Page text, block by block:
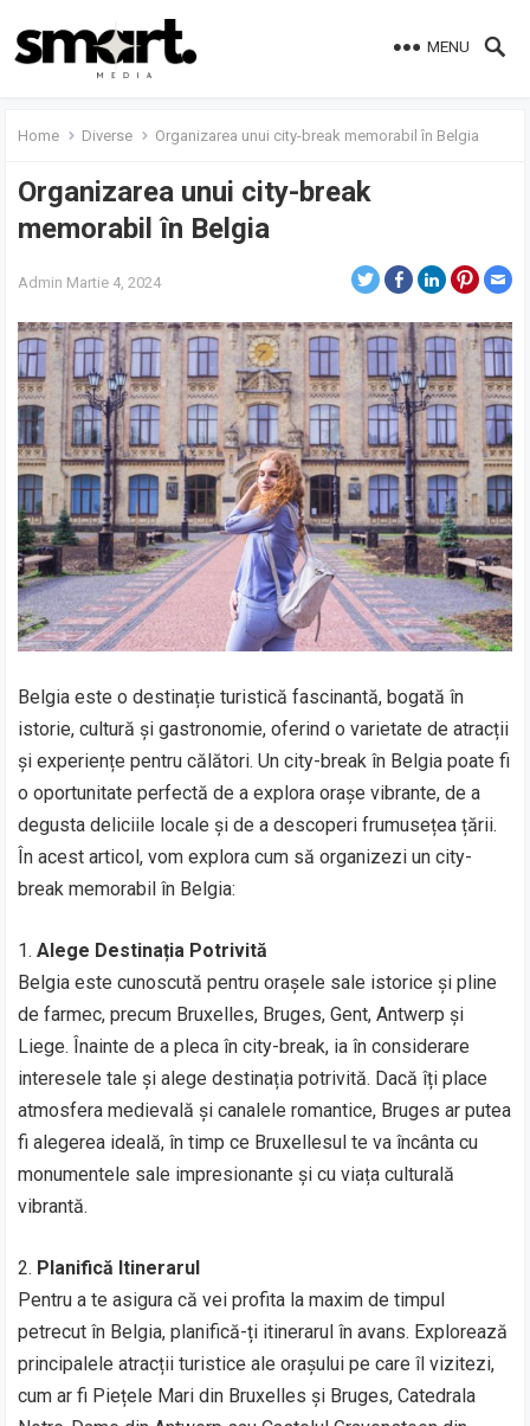
MENU
Home Diverse Organizarea unui city-break memorabil în Belgia
Organizarea unui city-break
memorabil în Belgia
Admin Martie 4, 2024
Belgia este o destinație turistică fascinantă, bogată în
istorie, cultură și gastronomie, oferind o varietate de atracții
și experiențe pentru călători. Un city-break în Belgia poate fi
o oportunitate perfectă de a explora orașe vibrante, de a
degusta deliciile locale și de a descoperi frumusețea țării.
În acest articol, vom explora cum să organizezi un city-
break memorabil în Belgia:
1.Alege Destinația Potrivită
Belgia este cunoscută pentru orașele sale istorice și pline
de farmec, precum Bruxelles, Bruges, Gent, Antwerp și
Liege. Înainte de a pleca în city-break, ia în considerare
interesele tale și alege destinația potrivită. Dacă îți place
atmosfera medievală și canalele romantice, Bruges ar putea
fi alegerea ideală, în timp ce Bruxellesul te va încânta cu
monumentele sale impresionante și cu viața culturală
vibrantă.
2. Planifică Itinerarul
Pentru a te asigura că vei profita la maxim de timpul
petrecut în Belgia, planifică-ți itinerarul în avans. Explorează
principalele atracții turistice ale orașului pe care îl vizitezi,
cum ar fi Piețele Mari din Bruxelles și Bruges, Catedrala